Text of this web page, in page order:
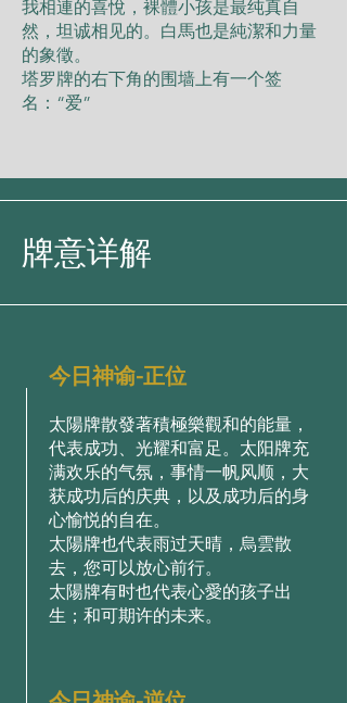
我相連的喜悅，裸體小孩是最纯真自
然，坦诚相见的。白馬也是純潔和力量
的象徵。
塔罗牌的右下角的围墙上有一个签
名：“爱”
牌意详解
今日神谕-正位
太陽牌散發著積極樂觀和的能量，
代表成功、光耀和富足。太阳牌充
满欢乐的气氛，事情一帆风顺，大
获成功后的庆典，以及成功后的身
心愉悦的自在。
太陽牌也代表雨过天晴，烏雲散
去，您可以放心前行。
太陽牌有时也代表心愛的孩子出
生；和可期许的未来。